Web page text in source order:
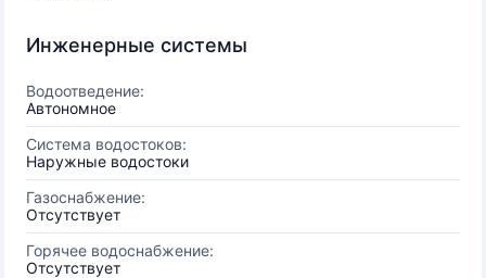
Инженерные системы
Водоотведение:
Автономное
Система водостоков:
Наружные водостоки
Газоснабжение:
Отсутствует
Горячее водоснабжение:
Отсутствует